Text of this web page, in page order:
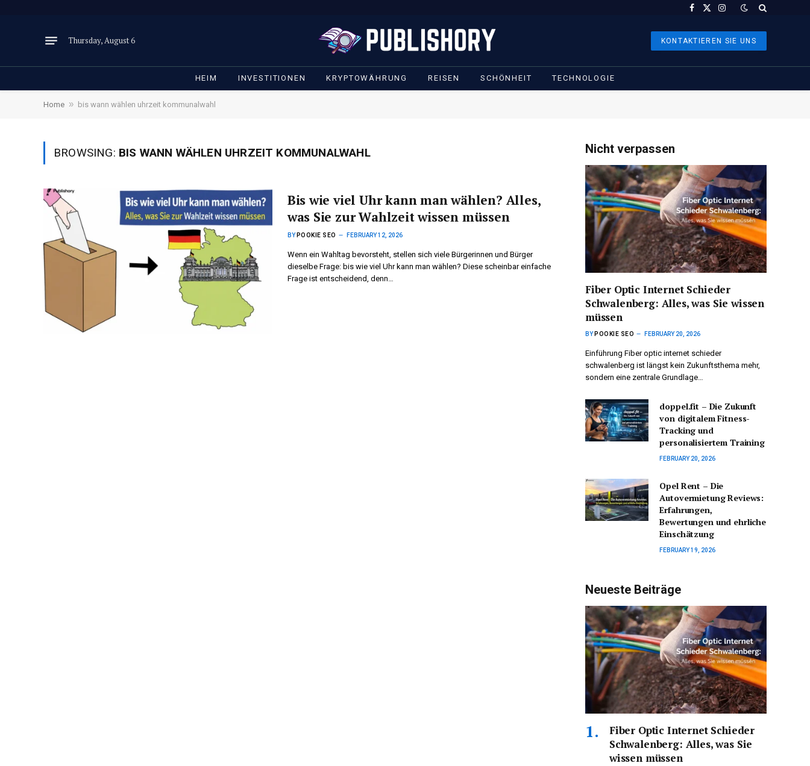
Facebook
X
Instagram
Thursday, August 6 KONTAKTIEREN SIE UNS
HEIM INVESTITIONEN KRYPTOWÄHRUNG REISEN SCHÖNHEIT TECHNOLOGIE
Home » bis wann wählen uhrzeit kommunalwahl
BROWSING: BIS WANN WÄHLEN UHRZEIT KOMMUNALWAHL
Bis wie viel Uhr kann man wählen? Alles,
was Sie zur Wahlzeit wissen müssen
BY POOKIE SEO FEBRUARY 12, 2026
Wenn ein Wahltag bevorsteht, stellen sich viele Bürgerinnen und Bürger
dieselbe Frage: bis wie viel Uhr kann man wählen? Diese scheinbar einfache
Frage ist entscheidend, denn…
Nicht verpassen
Fiber Optic Internet Schieder
Schwalenberg: Alles, was Sie wissen
müssen
BY POOKIE SEO FEBRUARY 20, 2026
Einführung Fiber optic internet schieder
schwalenberg ist längst kein Zukunftsthema mehr,
sondern eine zentrale Grundlage…
doppel.fit – Die Zukunft
von digitalem Fitness-
Tracking und
personalisiertem Training
FEBRUARY 20, 2026
Opel Rent – Die
Autovermietung Reviews:
Erfahrungen,
Bewertungen und ehrliche
Einschätzung
FEBRUARY 19, 2026
Neueste Beiträge
Fiber Optic Internet Schieder
Schwalenberg: Alles, was Sie
wissen müssen